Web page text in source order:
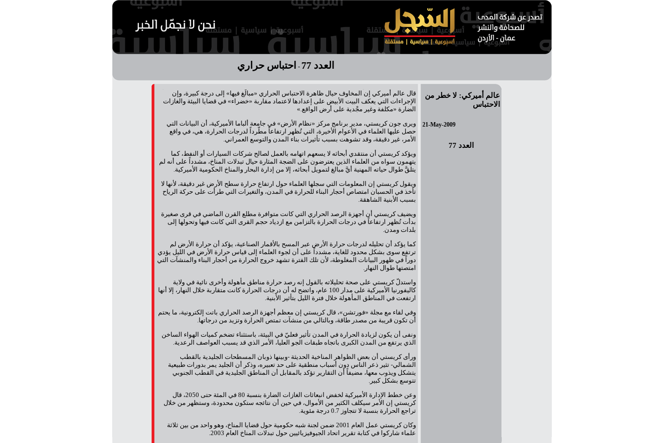
العدد 77 - احتباس حراري
قال عالم أميركي إن المخاوف حيال ظاهرة الاحتباس الحراري «مبالَغ فيها» إلى درجة كبيرة، وإن
الإجراءات التي يعكف البيت الأبيض على إعدادها لاعتماد مقاربة «خضراء» في قضايا البيئة والغازات
الضارة «مكلفة وغير مجْدية على أرض الواقع.»
ويرى جون كريستي، مدير برنامج مركز «نظام الأرض» في جامعة ألباما الأميركية، أن البيانات التي
حصل عليها العلماء في الأعوام الأخيرة، التي تُظهر ارتفاعاً مطّرداً لدرجات الحرارة، هي، في واقع
الأمر، غير دقيقة، وقد تشوهت بسبب تأثيرات بناء المدن والتوسع العمراني.
ويؤكد كريستي أن منتقدي أبحاثه لا يسعهم اتهامه بالعمل لصالح شركات السيارات أو النفط، كما
يتهمون سواه من العلماء الذين يعترضون على الضجة المثارة حيال تبدلات المناخ، مشدداً على أنه لم
يتلقَّ طوال حياته المهنية أيَّ مبالغ لتمويل أبحاثه، إلا من إدارة البحار والمناخ الحكومية الأميركية.
ويقول كريستي إن المعلومات التي سجلها العلماء حول ارتفاع حرارة سطح الأرض غير دقيقة، لأنها لا
تأخذ في الحسبان امتصاص أحجار البناء للحرارة في المدن، والتغيرات التي طرأت على حركة الرياح
بسبب الأبنية الشاهقة.
ويضيف كريستي أن أجهزة الرصد الحراري التي كانت متوافرة مطلع القرن الماضي في قرى صغيرة
بدأت تُظهر ارتفاعاً في درجات الحرارة بالتزامن مع ازدياد حجم القرى التي كانت فيها وتحولها إلى
بلدات ومدن.
كما يؤكد أن تحليله لدرجات حرارة الأرض عبر المسح بالأقمار الصناعية، يؤكد أن حرارة الأرض لم
ترتفع سوى بشكل محدود للغاية، مشدداً على أن لجوء العلماء إلى قياس حرارة الأرض في الليل يؤدي
دوراً في ظهور البيانات المغلوطة، لأن تلك الفترة تشهد خروج الحرارة من أحجار البناء والمنشآت التي
امتصتها طوال النهار.
واستدلّ كريستي على صحة تحليلاته بالقول إنه رصد حرارة مناطق مأهولة وأخرى نائية في ولاية
كاليفورنيا الأميركية على مدار 100 عام، واتضح له أن درجات الحرارة كانت متقاربة خلال النهار، إلا أنها
ارتفعت في المناطق المأهولة خلال فترة الليل بتأثير الأبنية.
وفي لقاء مع مجلة «فورتشن»، قال كريستي إن معظم أجهزة الرصد الحراري باتت إلكترونية، ما يحتم
أن تكون قريبة من مصدر طاقة، وبالتالي من منشآت تمتص الحرارة وتزيد من درجاتها.
ونفى أن يكون لزيادة الحرارة في المدن تأثير فعليّ في البيئة، باستثناء تضخم كميات الهواء الساخن
الذي يرتفع من المدن الكبرى باتجاه طبقات الجو العليا، الأمر الذي قد يسبب العواصف الرعدية.
ورأى كريستي أن بعض الظواهر المناخية الحديثة -وبينها ذوبان المسطحات الجليدية بالقطب
الشمالي- تثير ذعر الناس دون أسباب منطقية على حد تعبيره، وذكر أن الجليد يمر بدورات طبيعية
يتشكل ويذوب معها، مضيفاً أن التقارير تؤكد بالمقابل أن المناطق الجليدية في القطب الجنوبي
تتوسع بشكل كبير.
وعن خطط الإدارة الأميركية لخفض انبعاثات الغازات الضارة بنسبة 80 في المئة حتى 2050، قال
كريستي إن الأمر سيكلف الكثير من الأموال، في حين أن نتائجه ستكون محدودة، وستظهر من خلال
تراجع الحرارة بنسبة لا تتجاوز 0.7 درجة مئوية.
وكان كريستي عمل العام 2001 ضمن لجنة شبه حكومية حول قضايا المناخ، وهو واحد من بين ثلاثة
علماء شاركوا في كتابة تقرير اتحاد الجيوفيزيائيين حول تبدلات المناخ العام 2003.
عالم أميركي: لا خطر من
الاحتباس
21-May-2009
العدد 77